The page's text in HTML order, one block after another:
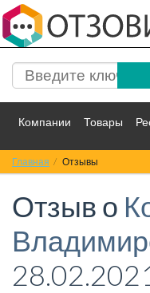
Компании Товары
Спорт Фильмы
Красота Здоровье
Главная Отзывы
Отзыв о